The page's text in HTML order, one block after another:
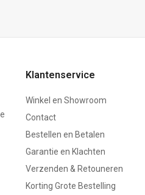
Klantenservice
Winkel en Showroom
Contact
Bestellen en Betalen
Garantie en Klachten
Verzenden & Retouneren
Korting Grote Bestelling